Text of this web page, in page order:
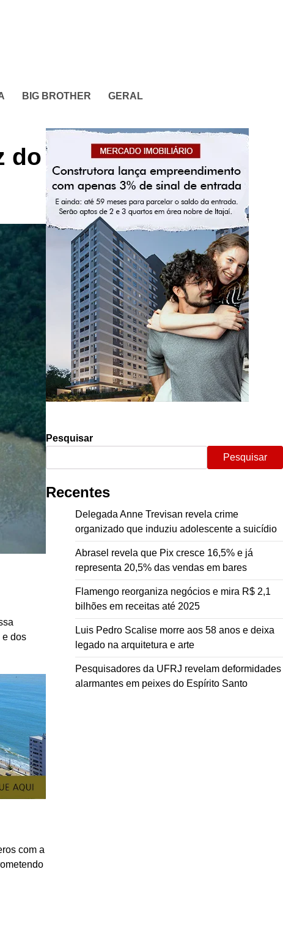
BIG BROTHER GERAL
do
e dos
com a
Pesquisar
Pesquisar
Recentes
Delegada Anne Trevisan revela crime
organizado que induziu adolescente a suicídio
Abrasel revela que Pix cresce 16,5% e já
representa 20,5% das vendas em bares
Flamengo reorganiza negócios e mira R$ 2,1
bilhões em receitas até 2025
Luis Pedro Scalise morre aos 58 anos e deixa
legado na arquitetura e arte
Pesquisadores da UFRJ revelam deformidades
alarmantes em peixes do Espírito Santo